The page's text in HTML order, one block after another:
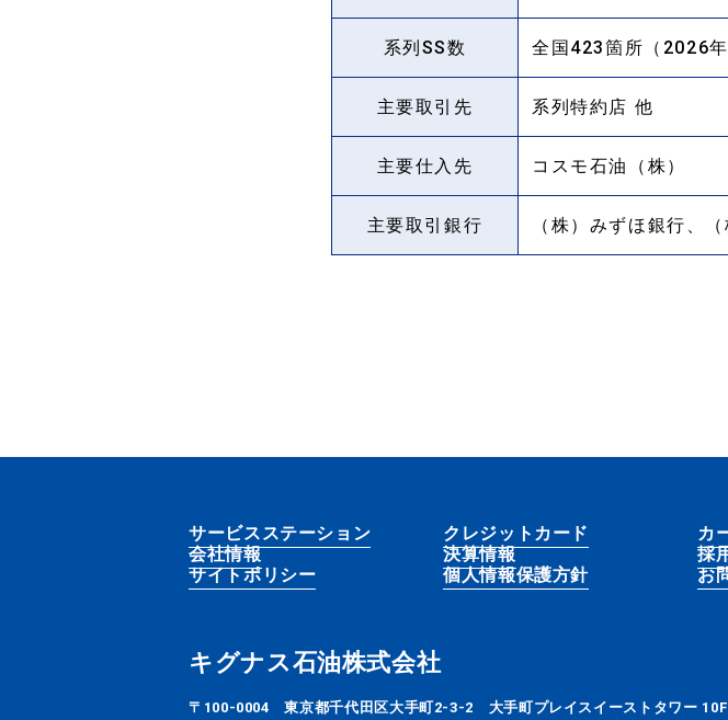
系列SS数 全国423箇所（2026年
主要取引先 系列特約店 他
主要仕入先 コスモ石油（株）
主要取引銀行 （株）みずほ銀行、
サービスステーション クレジットカード カ
会社情報
決算情報 採
サイトポリシー
個人情報保護方針 お
キグナス石油株式会社
〒100-0004東京都千代田区大手町2-3-2 大手町プレイスイーストタワー 10F